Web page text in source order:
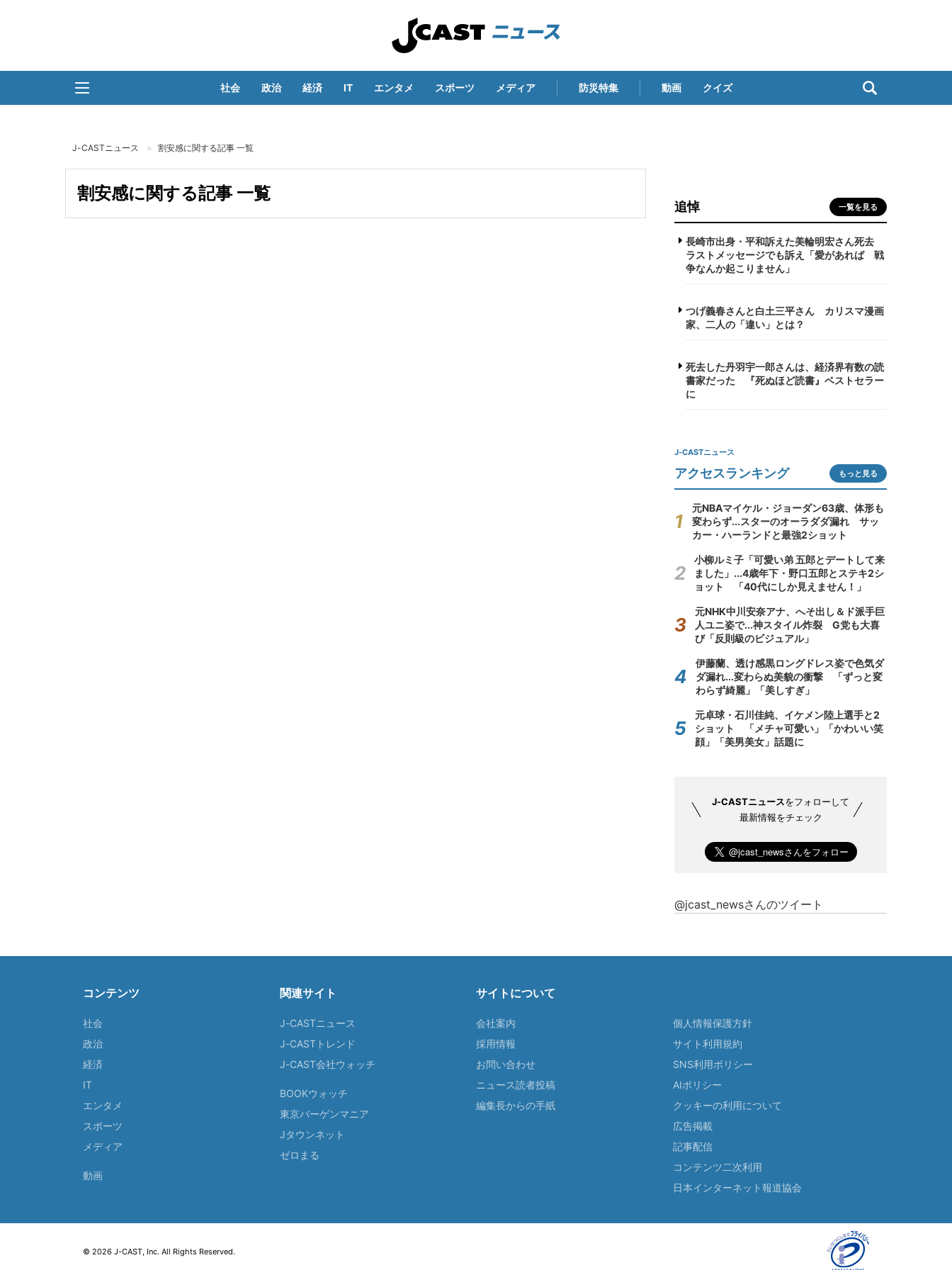
社会 政治 経済 IT エンタメ スポーツ メディア 防災特集 動画 クイズ
J-CASTニュース 割安感に関する記事 一覧
割安感に関する記事 一覧
追悼 一覧を見る
長崎市出身・平和訴えた美輪明宏さん死去
ラストメッセージでも訴え「愛があれば 戦
争なんか起こりません」
つげ義春さんと白土三平さん カリスマ漫画
家、二人の「違い」とは？
死去した丹羽宇一郎さんは、経済界有数の読
書家だった 『死ぬほど読書』ベストセラー
に
J-CASTニュース
アクセスランキング もっと見る
元NBAマイケル・ジョーダン63歳、体形も
変わらず...スターのオーラダダ漏れ サッ
カー・ハーランドと最強2ショット
小柳ルミ子「可愛い弟 五郎とデートして来
ました」...4歳年下・野口五郎とステキ2シ
ョット 「40代にしか見えません！」
元NHK中川安奈アナ、へそ出し＆ド派手巨
人ユニ姿で...神スタイル炸裂 G党も大喜
び「反則級のビジュアル」
伊藤蘭、透け感黒ロングドレス姿で色気ダ
ダ漏れ...変わらぬ美貌の衝撃 「ずっと変
わらず綺麗」「美しすぎ」
元卓球・石川佳純、イケメン陸上選手と2
ショット 「メチャ可愛い」「かわいい笑
顔」「美男美女」話題に
J-CASTニュースをフォローして
最新情報をチェック
@jcast_newsさんのツイート
コンテンツ
社会
政治
経済
IT
エンタメ
スポーツ
メディア
動画
関連サイト
J-CASTニュース
J-CASTトレンド
J-CAST会社ウォッチ
BOOKウォッチ
東京バーゲンマニア
Jタウンネット
ゼロまる
サイトについて
会社案内
採用情報
お問い合わせ
ニュース読者投稿
編集長からの手紙
個人情報保護方針
サイト利用規約
SNS利用ポリシー
AIポリシー
クッキーの利用について
広告掲載
記事配信
コンテンツ二次利用
日本インターネット報道協会
© 2026 J-CAST, Inc. All Rights Reserved.